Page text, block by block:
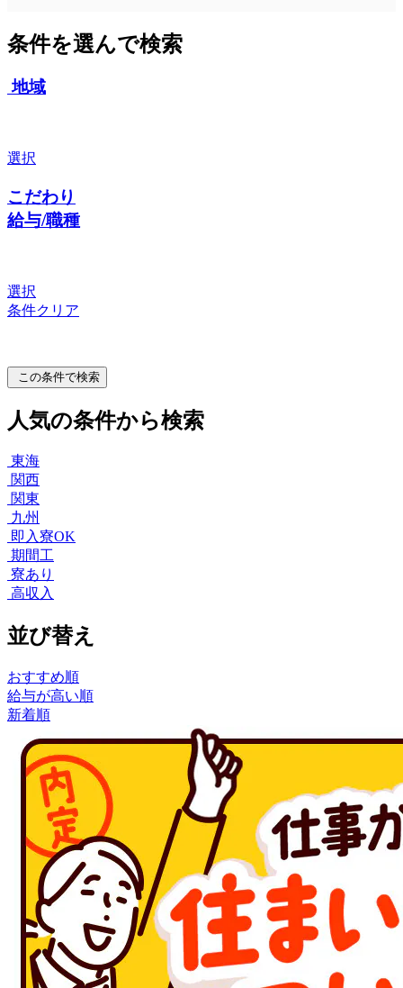
条件を選んで検索
地域
選択
こだわり
給与/職種
選択
条件クリア
この条件で検索
人気の条件から検索
東海
関西
関東
九州
即入寮OK
期間工
寮あり
高収入
並び替え
おすすめ順
給与が高い順
新着順